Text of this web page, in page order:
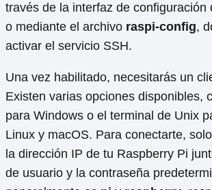
través de la interfaz de configuración
o mediante el archivo raspi-config,
activar el servicio SSH.
Una vez habilitado, necesitarás un
Existen varias opciones disponibles,
para Windows o el terminal de Unix
Linux y macOS. Para conectarte,
la dirección IP de tu Raspberry Pi
de usuario y la contraseña